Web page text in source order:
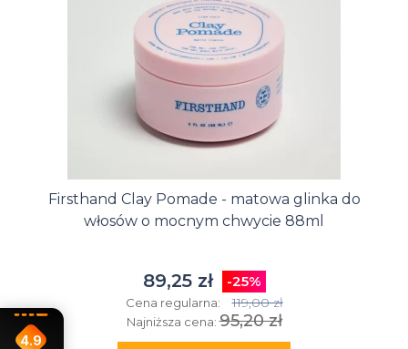
Firsthand Clay Pomade - matowa glinka do
włosów o mocnym chwycie 88ml
89,25 zł -25%
Cena regularna: 119,00 zł
Najniższa cena:95,20 zł
4.9